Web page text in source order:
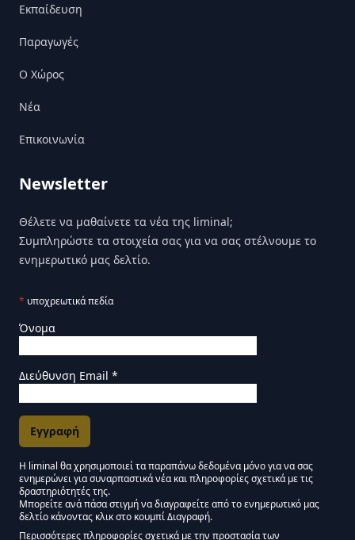
Εκπαίδευση
Παραγωγές
Ο Χώρος
Nέα
Επικοινωνία
Newsletter
Θέλετε να μαθαίνετε τα νέα της liminal;
Συμπληρώστε τα στοιχεία σας για να σας στέλνουμε το
ενημερωτικό μας δελτίο.
* υποχρεωτικά πεδία
Όνομα
Διεύθυνση Email *
Εγκρίσεις Μάρκετινγκ
Η liminal θα χρησιμοποιεί τα παραπάνω δεδομένα μόνο για να σας
ενημερώνει για συναρπαστικά νέα και πληροφορίες σχετικά με τις
δραστηριότητές της.
Μείνετε συντονισμένοι - Ενημερωτικό δελτίο
Μπορείτε ανά πάσα στιγμή να διαγραφείτε από το ενημερωτικό μας
δελτίο κάνοντας κλικ στο κουμπί Διαγραφή.
Περισσότερες πληροφορίες σχετικά με την προστασία των